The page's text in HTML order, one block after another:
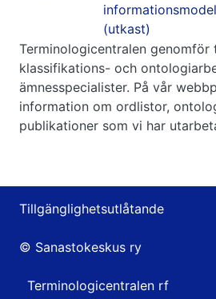
(utkast)
Terminologicentralen genomför
klassifikations- och
ämnesspecialister. På vår
information om ordlistor,
publikationer som vi har
Tillgänglighetsutlåtande
© Sanastokeskus ry
Terminologicentralen rf